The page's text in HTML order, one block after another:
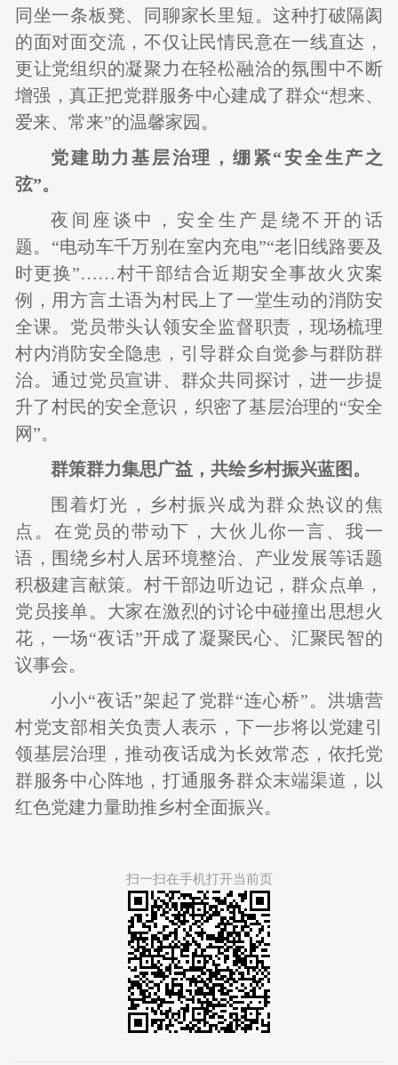
同坐一条板凳、同聊家长里短。这种打破隔阂
的面对面交流，不仅让民情民意在一线直达，
更让党组织的凝聚力在轻松融洽的氛围中不断
增强，真正把党群服务中心建成了群众“想来、
爱来、常来”的温馨家园。
党建助力基层治理，绷紧“安全生产之
弦”。
夜间座谈中，安全生产是绕不开的话
题。“电动车千万别在室内充电”“老旧线路要及
时更换”……村干部结合近期安全事故火灾案
例，用方言土语为村民上了一堂生动的消防安
全课。党员带头认领安全监督职责，现场梳理
村内消防安全隐患，引导群众自觉参与群防群
治。通过党员宣讲、群众共同探讨，进一步提
升了村民的安全意识，织密了基层治理的“安全
网”。
群策群力集思广益，共绘乡村振兴蓝图。
围着灯光，乡村振兴成为群众热议的焦
点。在党员的带动下，大伙儿你一言、我一
语，围绕乡村人居环境整治、产业发展等话题
积极建言献策。村干部边听边记，群众点单，
党员接单。大家在激烈的讨论中碰撞出思想火
花，一场“夜话”开成了凝聚民心、汇聚民智的
议事会。
小小“夜话”架起了党群“连心桥”。洪塘营
村党支部相关负责人表示，下一步将以党建引
领基层治理，推动夜话成为长效常态，依托党
群服务中心阵地，打通服务群众末端渠道，以
红色党建力量助推乡村全面振兴。
扫一扫在手机打开当前页